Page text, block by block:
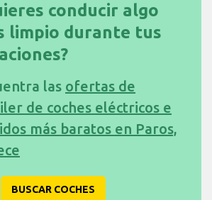
conducir algo
limpio durante tus
las ofertas de
de coches eléctricos e
más baratos en Paros,
BUSCAR COCHES